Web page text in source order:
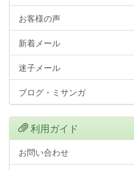
お客様の声
新着メール
迷子メール
ブログ・ミサンガ
利用ガイド
お問い合わせ